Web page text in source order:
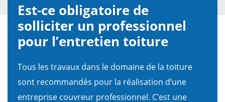
Est-ce obligatoire de
solliciter un professionnel
pour l’entretien toiture
Tous les travaux dans le domaine de la toiture
sont recommandés pour la réalisation d’une
entreprise couvreur professionnel. C’est une